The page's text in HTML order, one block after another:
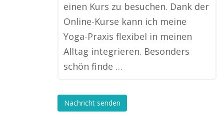
einen Kurs zu besuchen. Dank der
Online-Kurse kann ich meine
Yoga-Praxis flexibel in meinen
Alltag integrieren. Besonders
schön finde …
Nachricht senden